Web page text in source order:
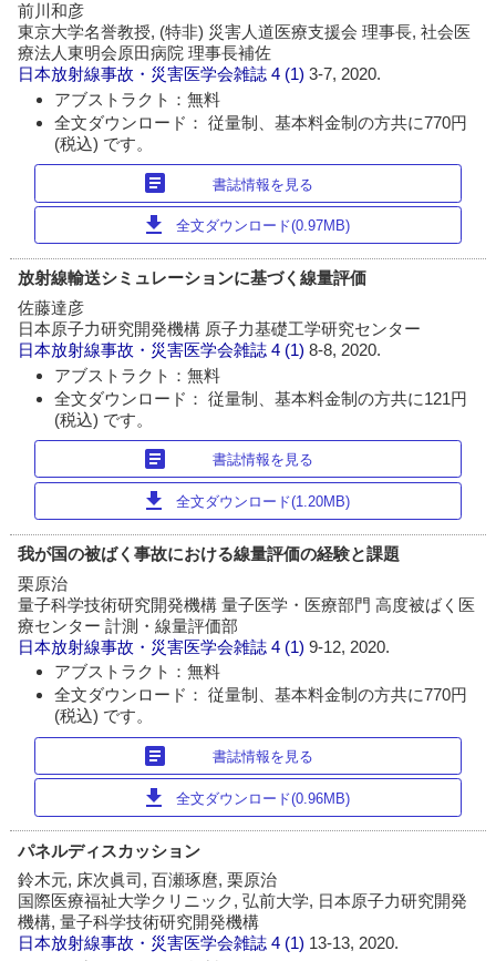
前川和彦
東京大学名誉教授, (特非) 災害人道医療支援会 理事長, 社会医
療法人東明会原田病院 理事長補佐
日本放射線事故・災害医学会雑誌 4 (1)3-7, 2020.
アブストラクト：無料
全文ダウンロード： 従量制、基本料金制の方共に770円
(税込) です。
article 書誌情報を見る
download 全文ダウンロード(0.97MB)
放射線輸送シミュレーションに基づく線量評価
佐藤達彦
日本原子力研究開発機構 原子力基礎工学研究センター
日本放射線事故・災害医学会雑誌 4 (1)8-8, 2020.
アブストラクト：無料
全文ダウンロード： 従量制、基本料金制の方共に121円
(税込) です。
article 書誌情報を見る
download 全文ダウンロード(1.20MB)
我が国の被ばく事故における線量評価の経験と課題
栗原治
量子科学技術研究開発機構 量子医学・医療部門 高度被ばく医
療センター 計測・線量評価部
日本放射線事故・災害医学会雑誌 4 (1)9-12, 2020.
アブストラクト：無料
全文ダウンロード： 従量制、基本料金制の方共に770円
(税込) です。
article 書誌情報を見る
download 全文ダウンロード(0.96MB)
パネルディスカッション
鈴木元, 床次眞司, 百瀬琢麿, 栗原治
国際医療福祉大学クリニック, 弘前大学, 日本原子力研究開発
機構, 量子科学技術研究開発機構
日本放射線事故・災害医学会雑誌 4 (1) 13-13, 2020.